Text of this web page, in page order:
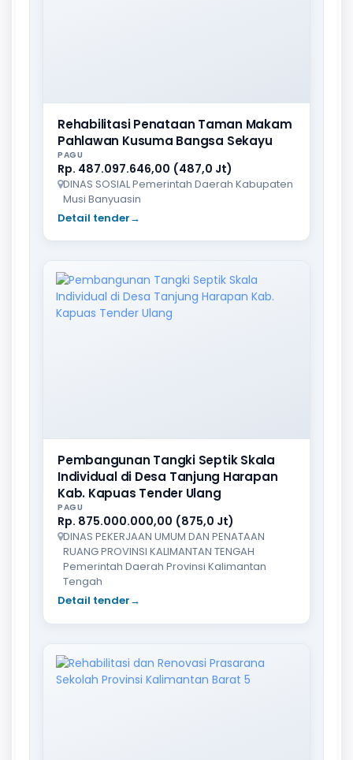
Rehabilitasi Penataan Taman Makam
Pahlawan Kusuma Bangsa Sekayu
PAGU
Rp. 487.097.646,00 (487,0 Jt)
DINAS SOSIAL Pemerintah Daerah Kabupaten
Musi Banyuasin
Detail tender→
Pembangunan Tangki Septik Skala
Individual di Desa Tanjung Harapan
Kab. Kapuas Tender Ulang
PAGU
Rp. 875.000.000,00 (875,0 Jt)
DINAS PEKERJAAN UMUM DAN PENATAAN
RUANG PROVINSI KALIMANTAN TENGAH
Pemerintah Daerah Provinsi Kalimantan
Tengah
Detail tender→